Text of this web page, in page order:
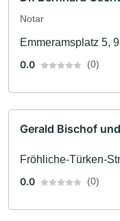
Notar
Emmeramsplatz 5,
0.0
(0)
Gerald Bischof
Fröhliche-Türken-
0.0
(0)